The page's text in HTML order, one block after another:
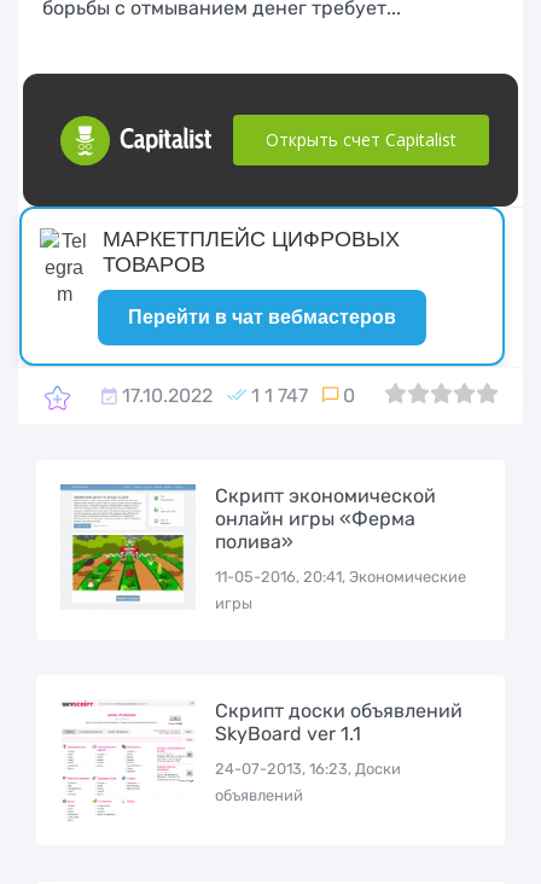
борьбы с отмыванием денег требует...
Открыть счет Capitalist
МАРКЕТПЛЕЙС ЦИФРОВЫХ
ТОВАРОВ
Перейти в чат вебмастеров
17.10.2022 1 1 747 0 01 2 3 4 5
Cкрипт экономической
онлайн игры «Ферма
полива»
11-05-2016, 20:41, Экономические
игры
Скрипт доски объявлений
SkyBoard ver 1.1
24-07-2013, 16:23, Доски
объявлений